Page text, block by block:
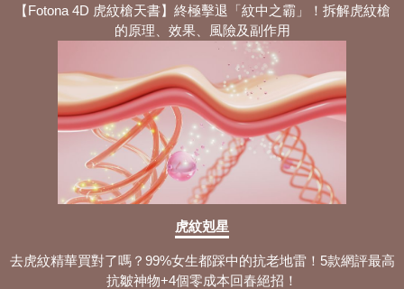
【Fotona 4D 虎紋槍天書】終極擊退「紋中之霸」！拆解虎紋槍
的原理、效果、風險及副作用
虎紋剋星
去虎紋精華買對了嗎？99%女生都踩中的抗老地雷！5款網評最高
抗皺神物+4個零成本回春絕招！